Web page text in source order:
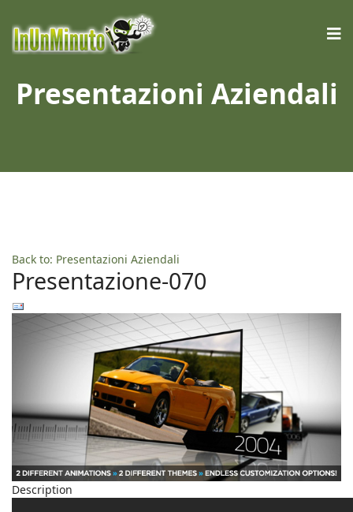
Presentazioni Aziendali
Back to: Presentazioni Aziendali
Presentazione-070
Description